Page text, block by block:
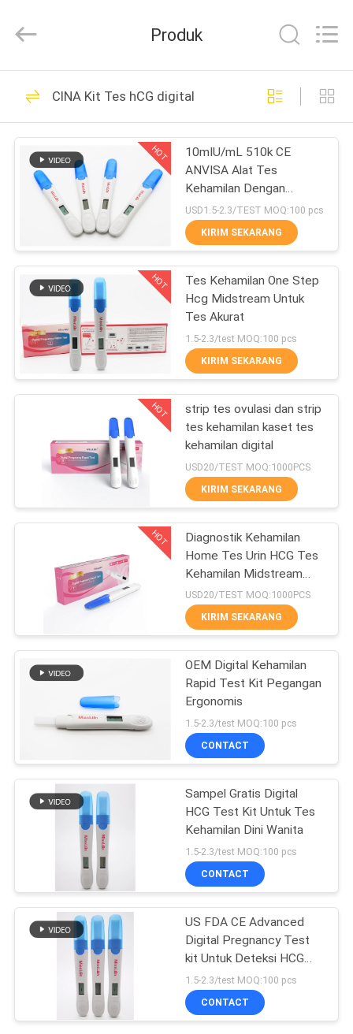
RUMAH
PRODUK
TENTANG
KAMI
TUR
PABRIK
KONTROL
KUALITAS
KAMI
PENAWARAN
PRIVACY
Biotechnology
Co.,LTD.
Reserved.
Kit Tes hCG digital
60
Kit Uji LH Digital
12
Perangkat Tes DOA
11
Immunofluorecense
Tes & Peralatan
Cepat Hewan
Peliharaan
6
Tes Penyakit
Menular
21
Produk
CINA Kit Tes hCG digital
HOT
10mIU/mL 510k CE
ANVISA Alat Tes
Kehamilan Dengan
Tampilan Hasil Akurat
Digital
USD1.5-2.3/TEST MOQ:100 pcs
KIRIM SEKARANG
HOT
Tes Kehamilan One Step
Hcg Midstream Untuk
Tes Akurat
1.5-2.3/test MOQ:100 pcs
KIRIM SEKARANG
HOT
strip tes ovulasi dan strip
tes kehamilan kaset tes
kehamilan digital
USD20/TEST MOQ:1000PCS
KIRIM SEKARANG
HOT
Diagnostik Kehamilan
Home Tes Urin HCG Tes
Kehamilan Midstream
Self-Test
USD20/TEST MOQ:1000PCS
KIRIM SEKARANG
OEM Digital Kehamilan
Rapid Test Kit Pegangan
Ergonomis
1.5-2.3/test MOQ:100 pcs
CONTACT
Sampel Gratis Digital
HCG Test Kit Untuk Tes
Kehamilan Dini Wanita
1.5-2.3/test MOQ:100 pcs
CONTACT
US FDA CE Advanced
Digital Pregnancy Test
kit Untuk Deteksi HCG
Urin
1.5-2.3/test MOQ:100 pcs
CONTACT